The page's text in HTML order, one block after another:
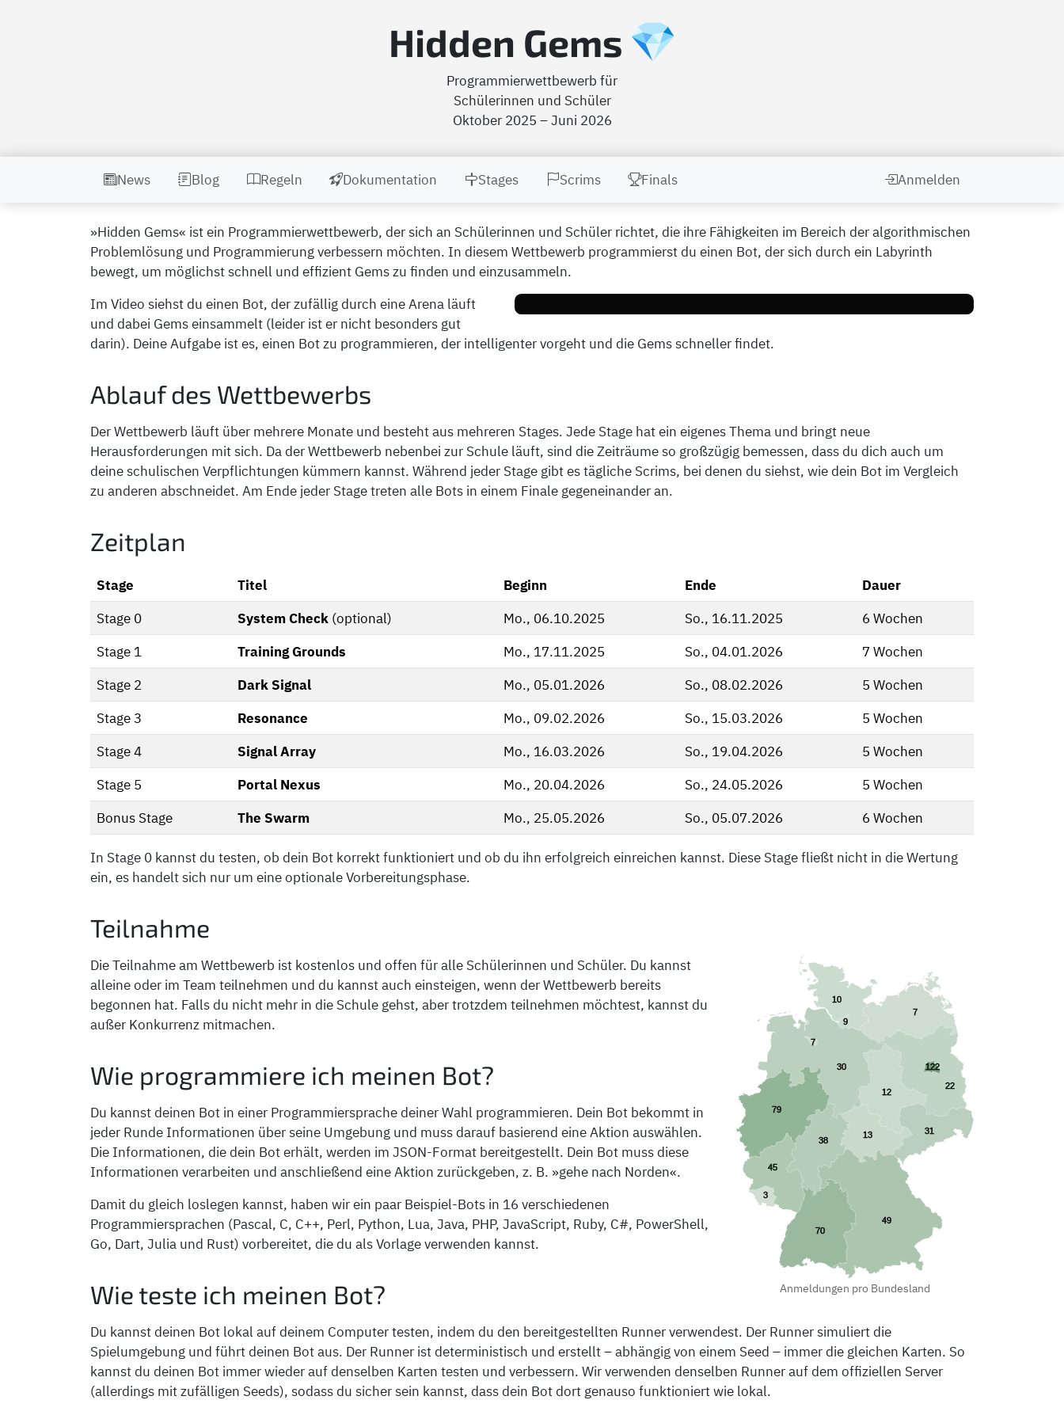
Hidden Gems
Programmierwettbewerb für
Schülerinnen und Schüler
Oktober 2025 – Juni 2026
News Blog Regeln Dokumentation Stages Scrims Finals Anmelden
»Hidden Gems« ist ein Programmierwettbewerb, der sich an Schülerinnen und Schüler richtet, die ihre Fähigkeiten im Bereich der algorithmischen
Problemlösung und Programmierung verbessern möchten. In diesem Wettbewerb programmierst du einen Bot, der sich durch ein Labyrinth
bewegt, um möglichst schnell und effizient Gems zu finden und einzusammeln.
Im Video siehst du einen Bot, der zufällig durch eine Arena läuft
und dabei Gems einsammelt (leider ist er nicht besonders gut
darin). Deine Aufgabe ist es, einen Bot zu programmieren, der intelligenter vorgeht und die Gems schneller findet.
Ablauf des Wettbewerbs
Der Wettbewerb läuft über mehrere Monate und besteht aus mehreren Stages. Jede Stage hat ein eigenes Thema und bringt neue
Herausforderungen mit sich. Da der Wettbewerb nebenbei zur Schule läuft, sind die Zeiträume so großzügig bemessen, dass du dich auch um
deine schulischen Verpflichtungen kümmern kannst. Während jeder Stage gibt es tägliche Scrims, bei denen du siehst, wie dein Bot im Vergleich
zu anderen abschneidet. Am Ende jeder Stage treten alle Bots in einem Finale gegeneinander an.
Zeitplan
Stage Titel Beginn Ende
Dauer
Stage 0
System Check (optional) Mo., 06.10.2025 So., 16.11.2025
6 Wochen
Stage 1
Training Grounds Mo., 17.11.2025 So., 04.01.2026
7 Wochen
Stage 2
Dark Signal Mo., 05.01.2026 So., 08.02.2026
5 Wochen
Stage 3
Resonance Mo., 09.02.2026 So., 15.03.2026
5 Wochen
Stage 4
Signal Array Mo., 16.03.2026 So., 19.04.2026
5 Wochen
Stage 5
Portal Nexus Mo., 20.04.2026 So., 24.05.2026
5 Wochen
Bonus Stage
The Swarm Mo., 25.05.2026 So., 05.07.2026 6 Wochen
In Stage 0 kannst du testen, ob dein Bot korrekt funktioniert und ob du ihn erfolgreich einreichen kannst. Diese Stage fließt nicht in die Wertung
ein, es handelt sich nur um eine optionale Vorbereitungsphase.
Teilnahme
Anmeldungen pro Bundesland
Die Teilnahme am Wettbewerb ist kostenlos und offen für alle Schülerinnen und Schüler. Du kannst
alleine oder im Team teilnehmen und du kannst auch einsteigen, wenn der Wettbewerb bereits
begonnen hat. Falls du nicht mehr in die Schule gehst, aber trotzdem teilnehmen möchtest, kannst du
außer Konkurrenz mitmachen.
Wie programmiere ich meinen Bot?
Du kannst deinen Bot in einer Programmiersprache deiner Wahl programmieren. Dein Bot bekommt in
jeder Runde Informationen über seine Umgebung und muss darauf basierend eine Aktion auswählen.
Die Informationen, die dein Bot erhält, werden im JSON-Format bereitgestellt. Dein Bot muss diese
Informationen verarbeiten und anschließend eine Aktion zurückgeben, z. B. »gehe nach Norden«.
Damit du gleich loslegen kannst, haben wir ein paar Beispiel-Bots in 16 verschiedenen
Programmiersprachen (Pascal, C, C++, Perl, Python, Lua, Java, PHP, JavaScript, Ruby, C#, PowerShell,
Go, Dart, Julia und Rust) vorbereitet, die du als Vorlage verwenden kannst.
Wie teste ich meinen Bot?
Du kannst deinen Bot lokal auf deinem Computer testen, indem du den bereitgestellten Runner verwendest. Der Runner simuliert die
Spielumgebung und führt deinen Bot aus. Der Runner ist deterministisch und erstellt – abhängig von einem Seed – immer die gleichen Karten. So
kannst du deinen Bot immer wieder auf denselben Karten testen und verbessern. Wir verwenden denselben Runner auf dem offiziellen Server
(allerdings mit zufälligen Seeds), sodass du sicher sein kannst, dass dein Bot dort genauso funktioniert wie lokal.